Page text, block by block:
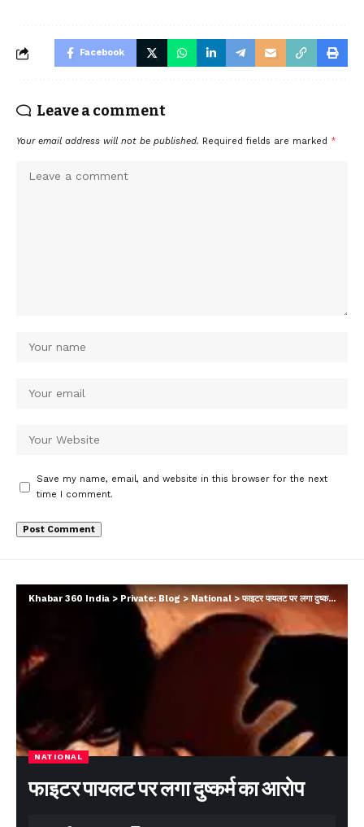
Facebook
Leave a comment
Your email address will not be published. Required fields are marked *
Save my name, email, and website in this browser for the next
time I comment.
Khabar 360 India > Private: Blog>National>फाइटर पायलट पर लगा दुष्कर्म का आरोप
NATIONAL
फाइटर पायलट पर लगा दुष्कर्म का आरोप